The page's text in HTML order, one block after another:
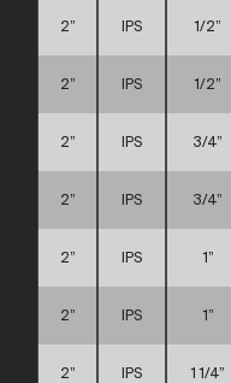
2” IPS 1/2”
2” IPS 1/2”
2” IPS 3/4”
2” IPS 3/4”
2” IPS 1”
2” IPS 1”
2” IPS 1 1/4”